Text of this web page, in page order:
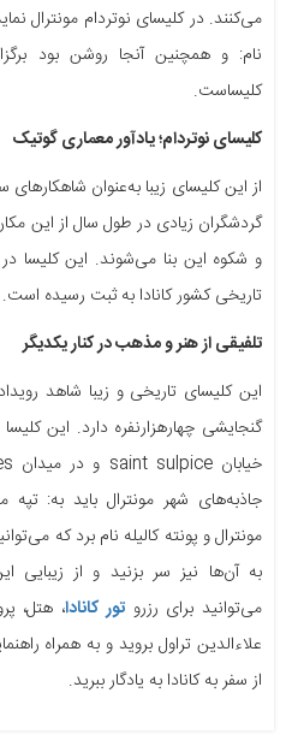
می‌کنند. در کلیسای نوتردام مونترال
نام: و همچنین آنجا روشن بود
کلیساست.
کلیسای نوتردام؛یادآور معماری گوتیک
از این کلیسای زیبا به‌عنوان
گردشگران زیادی در طول سال از این
و شکوه این بنا می‌شوند. این
تاریخی کشور کانادا به ثبت رسیده است.
تلفیقی از هنر و مذهب در کنار یکدیگر
این کلیسای تاریخی و زیبا شاهد
جاذبه‌های شهر مونترال باید به: تپه
مونترال و پونته کالیله نام برد که
به آن‌ها نیز سر بزنید و از زیبایی
می‌توانید برای رزروتور کانادا، هتل،
علاءالدین تراول بروید و به همراه
از سفر به کانادا به یادگار ببرید.